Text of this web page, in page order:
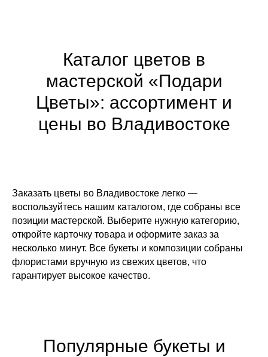
Каталог цветов в
мастерской «Подари
Цветы»: ассортимент и
цены во Владивостоке
Заказать цветы во Владивостоке легко —
воспользуйтесь нашим каталогом, где собраны все
позиции мастерской. Выберите нужную категорию,
откройте карточку товара и оформите заказ за
несколько минут. Все букеты и композиции собраны
флористами вручную из свежих цветов, что
гарантирует высокое качество.
Популярные букеты и